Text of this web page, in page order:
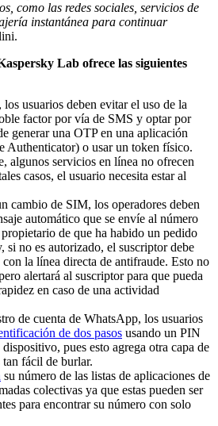
como las redes sociales, servicios de
instantánea para continuar
Lab ofrece las siguientes
usuarios deben evitar el uso de la
factor por vía de SMS y optar por
generar una OTP en una aplicación
Authenticator) o usar un token físico.
algunos servicios en línea no ofrecen
casos, el usuario necesita estar al
cambio de SIM, los operadores deben
automático que se envíe al número
de que ha habido un pedido
si no es autorizado, el suscriptor debe
con la línea directa de antifraude. Esto no
alertará al suscriptor para que pueda
en caso de una actividad
de cuenta de WhatsApp, los usuarios
de dos pasos usando un PIN
pues esto agrega otra capa de
tan fácil de burlar.
su número de las listas de aplicaciones de
colectivas ya que estas pueden ser
para encontrar su número con solo